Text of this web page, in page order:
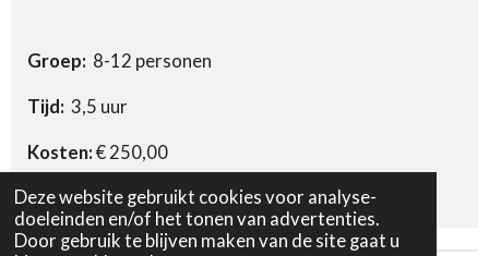
Deze website gebruikt cookies voor analyse-
doeleinden en/of het tonen van advertenties.
Door gebruik te blijven maken van de site gaat u
Groep: 8-12 personen
Tijd: 3,5 uur
Kosten: € 250,00
Materiaal en voorbereiding: € 45,00